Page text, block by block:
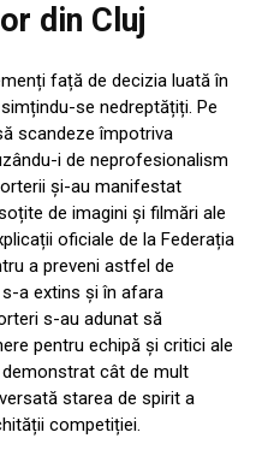
din Cluj
față de decizia luată în
se nedreptățiți. Pe
scandeze împotriva
i de neprofesionalism
și-au manifestat
de imagini și filmări ale
oficiale de la Federația
a preveni astfel de
a extins și în afara
s-au adunat să
pentru echipă și critici ale
cât de mult
starea de spirit a
competiției.